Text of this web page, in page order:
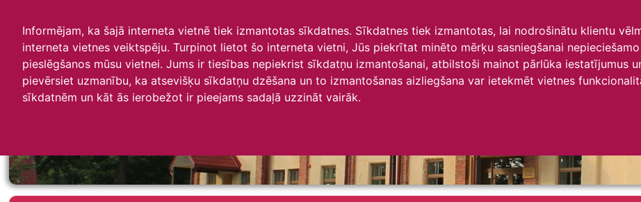
Informējam, ka šajā interneta vietnē tiek izmantotas sīkdatnes. Sīkdatnes tiek izmantotas, lai nodrošinātu klientu
interneta vietnes veiktspēju. Turpinot lietot šo interneta vietni, Jūs piekrītat minēto mērķu sasniegšanai
pieslēgšanos mūsu vietnei. Jums ir tiesības nepiekrist sīkdatņu izmantošanai, atbilstoši mainot pārlūka iestatījumus
pievērsiet uzmanību, ka atsevišķu sīkdatņu dzēšana un to izmantošanas aizliegšana var ietekmēt vietnes
sīkdatnēm un kāt ās ierobežot ir pieejams sadaļā uzzināt vairāk.
Irlavas skola